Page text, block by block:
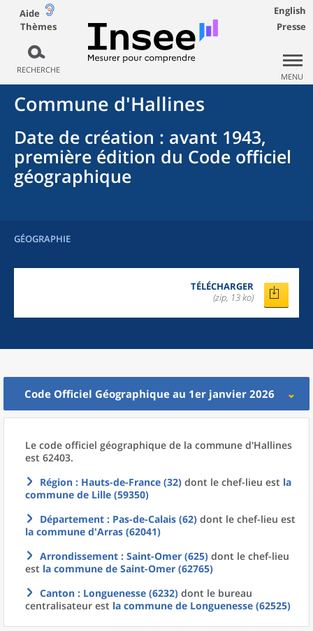
Aide
Thèmes
RECHERCHE
English
Presse
MENU
Commune d'Hallines
Date de création : avant 1943,
première édition du Code officiel
géographique
GÉOGRAPHIE
TÉLÉCHARGER
(zip, 13 ko)
Code Officiel Géographique au 1er janvier 2026
Le code officiel géographique de la commune d'Hallines
est 62403.
Région : Hauts-de-France (32) dont le chef-lieu est la
commune de Lille (59350)
Département : Pas-de-Calais (62) dont le chef-lieu est
la commune d'Arras (62041)
Arrondissement : Saint-Omer (625) dont le chef-lieu
est la commune de Saint-Omer (62765)
Canton : Longuenesse (6232) dont le bureau
centralisateur est la commune de Longuenesse (62525)